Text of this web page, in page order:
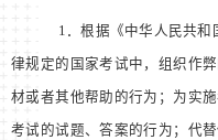
1 ．根据《中华人民共
律规定的国家考试中，组织作
材或者其他帮助的行为；为实
考试的试题、答案的行为；代